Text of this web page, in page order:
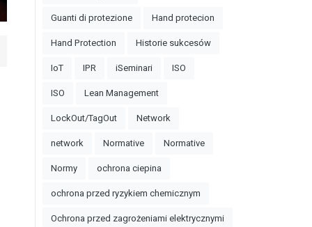
Guanti di protezione
Hand protecion
Hand Protection
Historie sukcesów
IoT
IPR iSeminari
ISO
ISO
Lean Management
LockOut/TagOut
Network
network
Normative
Normative
Normy
ochrona ciepina
ochrona przed ryzykiem chemicznym
Ochrona przed zagrożeniami elektrycznymi